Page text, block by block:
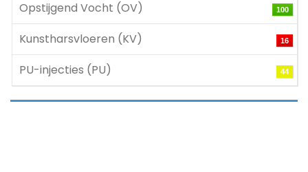
Opstijgend Vocht (OV) 100
Kunstharsvloeren (KV) 16
PU-injecties (PU) 44